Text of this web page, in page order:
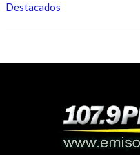
Destacados